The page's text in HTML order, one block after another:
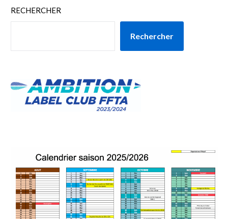
RECHERCHER
Rechercher